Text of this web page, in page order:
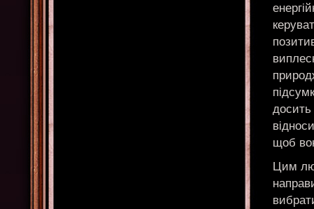
досить
щоб
Цим